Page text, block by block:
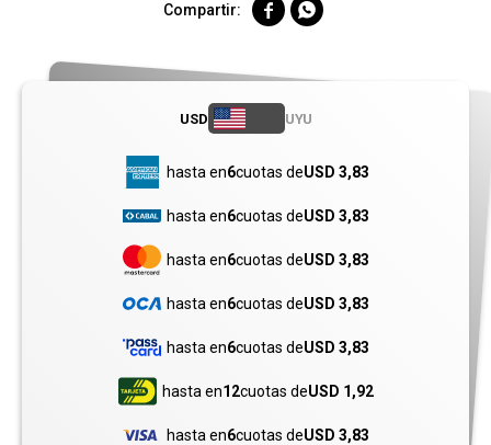
 
USD UYU
hasta en6cuotas deUSD 3,83
hasta en6cuotas deUSD 3,83
hasta en6cuotas deUSD 3,83
hasta en6cuotas deUSD 3,83
hasta en6cuotas deUSD 3,83
hasta en12cuotas deUSD 1,92
hasta en6cuotas deUSD 3,83